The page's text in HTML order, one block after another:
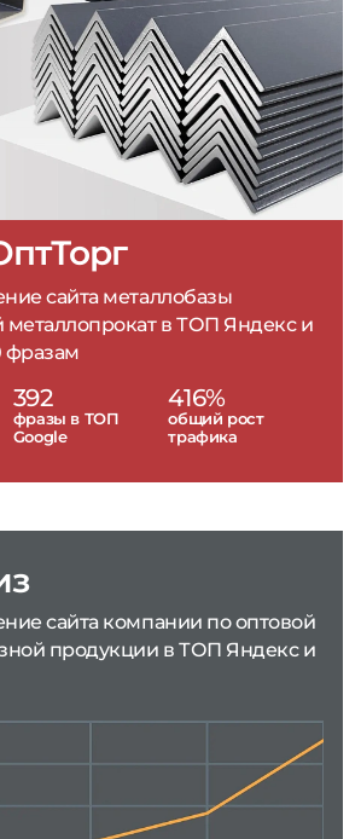
сайта металлобазы
в ТОП Яндекс и
фразам
392
фразы в ТОП
Google
416%
общий рост
трафика
сайта компании по оптовой
продукции в ТОП Яндекс и